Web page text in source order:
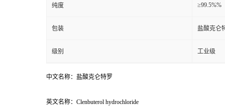
纯度 ≥99.5%%
包装 盐酸克仑
级别 工业级
中文名称：盐酸克仑特罗
英文名称：Clenbuterol hydrochloride